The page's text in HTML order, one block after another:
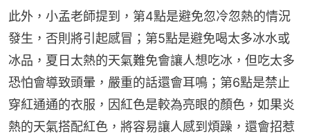
此外，小孟老師提到，第4點是避免忽冷忽熱的情況
發生，否則將引起感冒；第5點是避免喝太多冰水或
冰品，夏日太熱的天氣難免會讓人想吃冰，但吃太多
恐怕會導致頭暈，嚴重的話還會耳鳴；第6點是禁止
穿紅通通的衣服，因紅色是較為亮眼的顏色，如果炎
熱的天氣搭配紅色，將容易讓人感到煩躁，還會招惹